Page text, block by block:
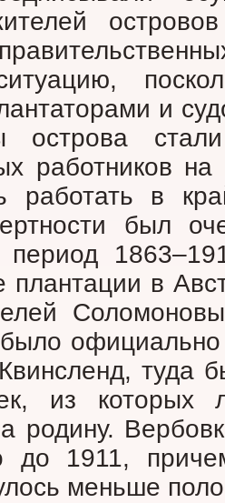
и
острова
работников
работать в
был
плантации в
было
туда
из
родину.
до 1911,
меньше